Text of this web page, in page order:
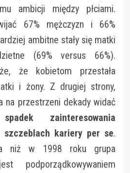
ambicji między płciami.
67% mężczyzn i 66%
ambitne stały się matki
(69% versus 66%).
że kobietom przestała
i żony. Z drugiej strony,
na przestrzeni dekady widać
zainteresowania
szczeblach kariery per se.
niż w 1998 roku grupa
podporządkowywaniem